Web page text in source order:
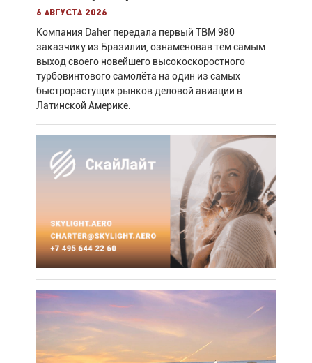
6 августа 2026
Компания Daher передала первый TBM 980
заказчику из Бразилии, ознаменовав тем самым
выход своего новейшего высокоскоростного
турбовинтового самолёта на один из самых
быстрорастущих рынков деловой авиации в
Латинской Америке.